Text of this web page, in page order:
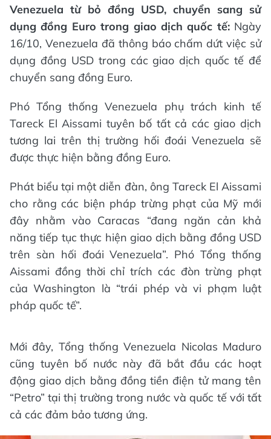
Venezuela từ bỏ đồng USD, chuyển sang sử
dụng đồng Euro trong giao dịch quốc tế: Ngày
16/10, Venezuela đã thông báo chấm dứt việc sử
dụng đồng USD trong các giao dịch quốc tế để
chuyển sang đồng Euro.
Phó Tổng thống Venezuela phụ trách kinh tế
Tareck El Aissami tuyên bố tất cả các giao dịch
tương lai trên thị trường hối đoái Venezuela sẽ
được thực hiện bằng đồng Euro.
Phát biểu tại một diễn đàn, ông Tareck El Aissami
cho rằng các biện pháp trừng phạt của Mỹ mới
đây nhằm vào Caracas “đang ngăn cản khả
năng tiếp tục thực hiện giao dịch bằng đồng USD
trên sàn hối đoái Venezuela”. Phó Tổng thống
Aissami đồng thời chỉ trích các đòn trừng phạt
của Washington là “trái phép và vi phạm luật
pháp quốc tế”.
Mới đây, Tổng thống Venezuela Nicolas Maduro
cũng tuyên bố nước này đã bắt đầu các hoạt
động giao dịch bằng đồng tiền điện tử mang tên
“Petro” tại thị trường trong nước và quốc tế với tất
cả các đảm bảo tương ứng.